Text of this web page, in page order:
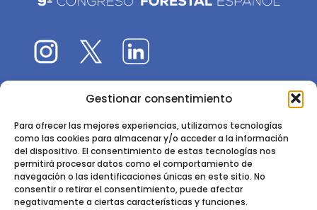
Gestionar consentimiento
Para ofrecer las mejores experiencias, utilizamos tecnologías
como las cookies para almacenar y/o acceder a la información
del dispositivo. El consentimiento de estas tecnologías nos
permitirá procesar datos como el comportamiento de
navegación o las identificaciones únicas en este sitio. No
consentir o retirar el consentimiento, puede afectar
negativamente a ciertas características y funciones.
El 9CFE es una actividad promovida por laSociedad
Instituto de Ciencias Forestales, INIA-CSIC
Ctra. de la Coruña km 7,5 - 28040 Madrid